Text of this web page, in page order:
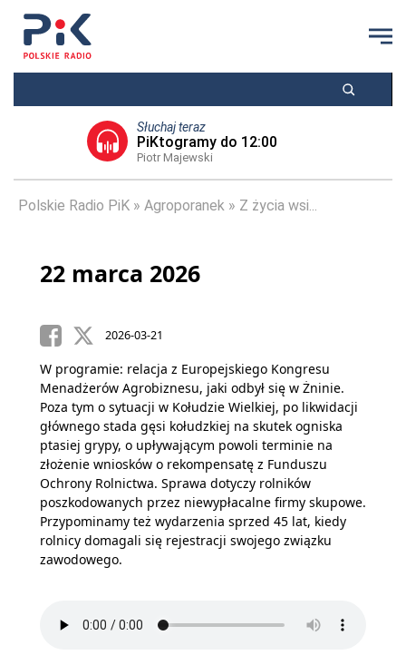
Słuchaj teraz
PiKtogramy do 12:00
Piotr Majewski
Polskie Radio PiK Agroporanek Z życia wsi...
22 marca 2026
2026-03-21
W programie: relacja z Europejskiego Kongresu
Menadżerów Agrobiznesu, jaki odbył się w Żninie.
Poza tym o sytuacji w Kołudzie Wielkiej, po likwidacji
głównego stada gęsi kołudzkiej na skutek ogniska
ptasiej grypy, o upływającym powoli terminie na
złożenie wniosków o rekompensatę z Funduszu
Ochrony Rolnictwa. Sprawa dotyczy rolników
poszkodowanych przez niewypłacalne firmy skupowe.
Przypominamy też wydarzenia sprzed 45 lat, kiedy
rolnicy domagali się rejestracji swojego związku
zawodowego.